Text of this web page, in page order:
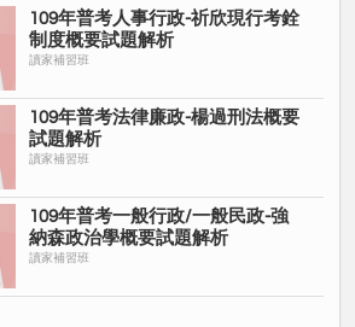
109年普考人事行政-祈欣現行考銓
制度概要試題解析
讀家補習班
109年普考法律廉政-楊過刑法概要
試題解析
讀家補習班
109年普考一般行政/一般民政-強
納森政治學概要試題解析
讀家補習班